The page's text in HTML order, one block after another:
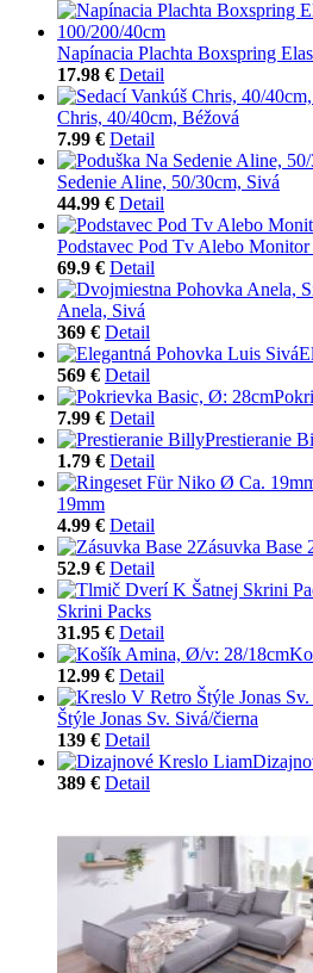
Napínacia Plachta Boxspring
17.98 € Detail
Chris, 40/40cm, Béžová
7.99 € Detail
Sedenie Aline, 50/30cm, Sivá
44.99 € Detail
Podstavec Pod Tv Alebo
69.9 € Detail
Anela, Sivá
369 € Detail
569 € Detail
7.99 € Detail
Prestieranie
1.79 € Detail
19mm
4.99 € Detail
Zásuvka Base
52.9 € Detail
Skrini Packs
31.95 € Detail
12.99 € Detail
Štýle Jonas Sv. Sivá/čierna
139 € Detail
389 € Detail